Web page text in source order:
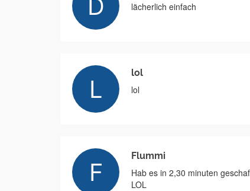
lächerlich einfach
lol
lol
Flummi
Hab es in 2,30 minuten
LOL